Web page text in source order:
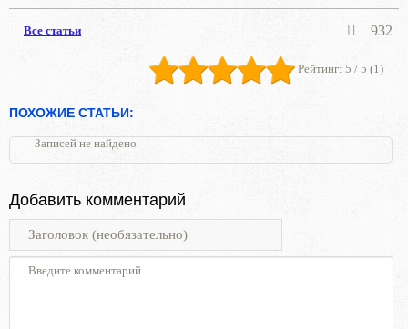
Все статьи 932
Рейтинг: 5 / 5 (1 )
ПОХОЖИЕ СТАТЬИ:
Записей не найдено.
Добавить комментарий